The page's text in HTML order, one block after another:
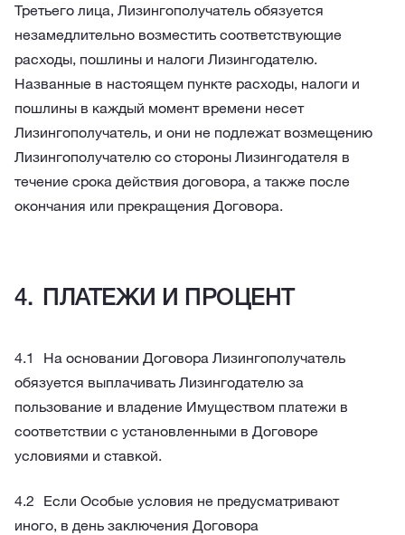
Третьего лица, Лизингополучатель обязуется
незамедлительно возместить соответствующие
расходы, пошлины и налоги Лизингодателю.
Названные в настоящем пункте расходы, налоги и
пошлины в каждый момент времени несет
Лизингополучатель, и они не подлежат возмещению
Лизингополучателю со стороны Лизингодателя в
течение срока действия договора, а также после
окончания или прекращения Договора.
ПЛАТЕЖИ И ПРОЦЕНТ
На основании Договора Лизингополучатель
обязуется выплачивать Лизингодателю за
пользование и владение Имуществом платежи в
соответствии с установленными в Договоре
условиями и ставкой.
Если Особые условия не предусматривают
иного, в день заключения Договора